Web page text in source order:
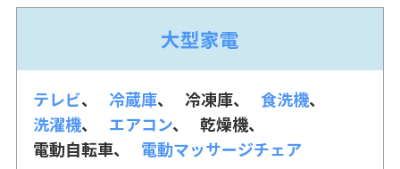
大型家電
テレビ 冷蔵庫 冷凍庫
食洗機
洗濯機
エアコン
乾燥機
電動自転車
電動マッサージチェア